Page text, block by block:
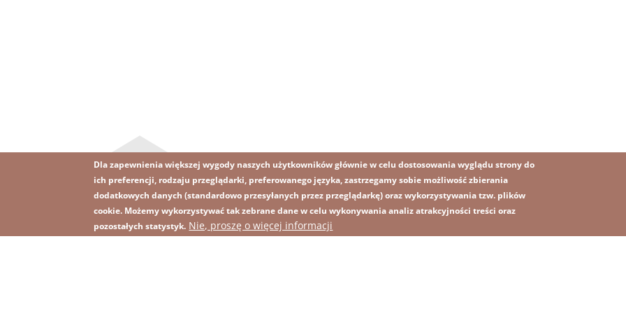
FooterZapisz się na newsletter
Obraz RSS
Obraz
Dla zapewnienia większej wygody naszych użytkowników głównie w celu dostosowania wyglądu strony do
ich preferencji, rodzaju przeglądarki, preferowanego języka, zastrzegamy sobie możliwość zbierania
dodatkowych danych (standardowo przesyłanych przez przeglądarkę) oraz wykorzystywania tzw. plików
cookie. Możemy wykorzystywać tak zebrane dane w celu wykonywania analiz atrakcyjności treści oraz
pozostałych statystyk. Nie, proszę o więcej informacji